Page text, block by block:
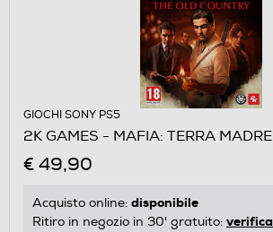
GIOCHI SONY PS5
2K GAMES - MAFIA: TERRA MADRE
€ 49,90
Acquisto online: disponibile
Ritiro in negozio in 30' gratuito: verifica